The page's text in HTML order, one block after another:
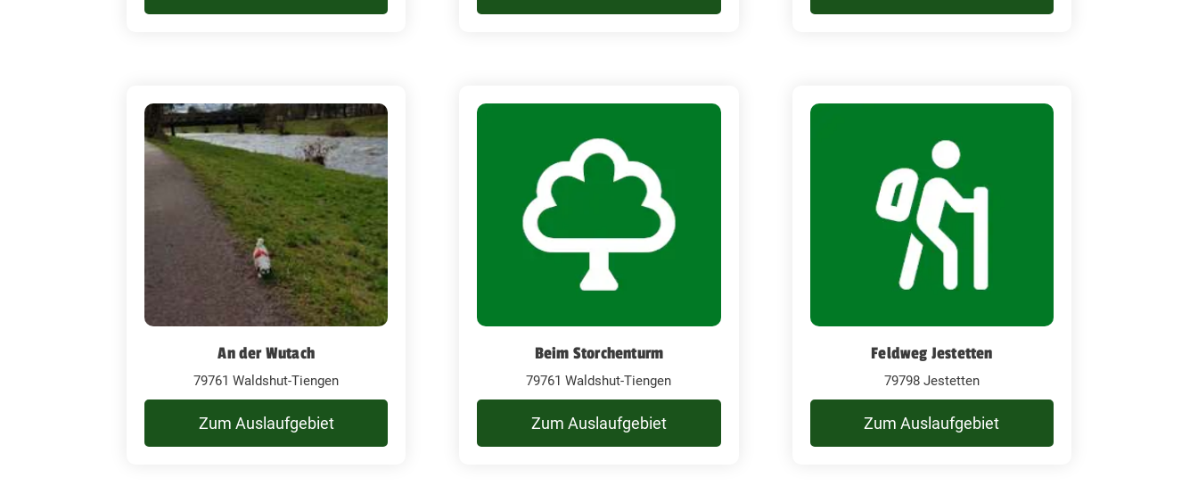
An der Wutach
79761 Waldshut-Tiengen
Zum Auslaufgebiet
Beim Storchenturm
79761 Waldshut-Tiengen
Zum Auslaufgebiet
Feldweg Jestetten
79798 Jestetten
Zum Auslaufgebiet